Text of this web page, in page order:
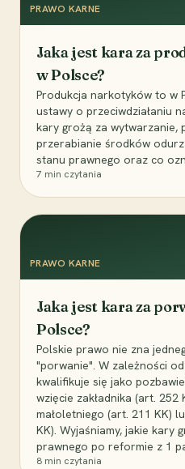
PRAWO KARNE
Jaka jest kara za
w Polsce?
Produkcja narkotyków to w
ustawy o przeciwdziałaniu
kary grożą za wytwarzanie,
przerabianie środków
stanu prawnego oraz co
7 min czytania
PRAWO KARNE
Jaka jest kara za
Polsce?
Polskie prawo nie zna
"porwanie". W zależności
kwalifikuje się jako
wzięcie zakładnika (art. 252
małoletniego (art. 211 KK)
KK). Wyjaśniamy, jakie kary
prawnego po reformie z 1
8 min czytania